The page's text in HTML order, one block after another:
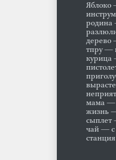
Яблоко
родина
дерево
тпру —
курица
мама —
жизнь
сыплет
чай — с